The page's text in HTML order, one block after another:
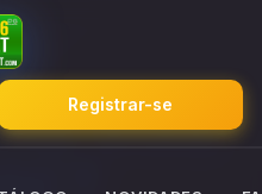
Registrar-se
Vivo